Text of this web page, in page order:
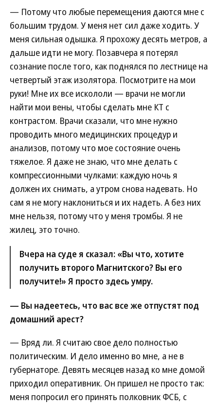
— Потому что любые перемещения даются мне с
большим трудом. У меня нет сил даже ходить. У
меня сильная одышка. Я прохожу десять метров, а
дальше идти не могу. Позавчера я потерял
сознание после того, как поднялся по лестнице на
четвертый этаж изолятора. Посмотрите на мои
руки! Мне их все искололи — врачи не могли
найти мои вены, чтобы сделать мне КТ с
контрастом. Врачи сказали, что мне нужно
проводить много медицинских процедур и
анализов, потому что мое состояние очень
тяжелое. Я даже не знаю, что мне делать с
компрессионными чулками: каждую ночь я
должен их снимать, а утром снова надевать. Но
сам я не могу наклониться и их надеть. А без них
мне нельзя, потому что у меня тромбы. Я не
жилец, это точно.
Вчера на суде я сказал: «Вы что, хотите
получить второго Магнитского? Вы его
получите!» Я просто здесь умру.
— Вы надеетесь, что вас все же отпустят под
домашний арест?
— Вряд ли. Я считаю свое дело полностью
политическим. И дело именно во мне, а не в
губернаторе. Девять месяцев назад ко мне домой
приходил оперативник. Он пришел не просто так:
меня попросил его принять полковник ФСБ, с